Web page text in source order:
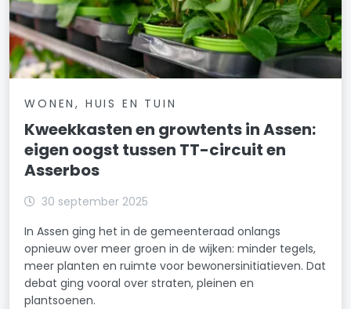
WONEN, HUIS EN TUIN
Kweekkasten en growtents in Assen:
eigen oogst tussen TT-circuit en
Asserbos
30 september 2025
In Assen ging het in de gemeenteraad onlangs
opnieuw over meer groen in de wijken: minder tegels,
meer planten en ruimte voor bewonersinitiatieven. Dat
debat ging vooral over straten, pleinen en
plantsoenen.